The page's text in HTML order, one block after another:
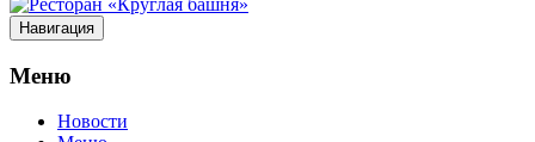
Навигация
Меню
Новости